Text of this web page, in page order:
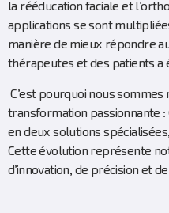
la rééducation faciale et
applications se sont
manière de mieux répondre
thérapeutes et des patients a
C’est pourquoi nous sommes
transformation passionnante :
en deux solutions spécialisées,
Cette évolution représente
d’innovation, de précision et